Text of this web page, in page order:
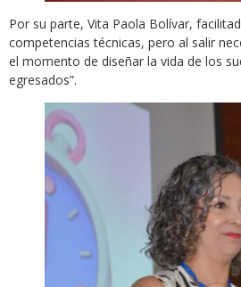
Por su parte, Vita Paola Bolívar,
competencias técnicas, pero al salir
el momento de diseñar la vida de los
egresados”.